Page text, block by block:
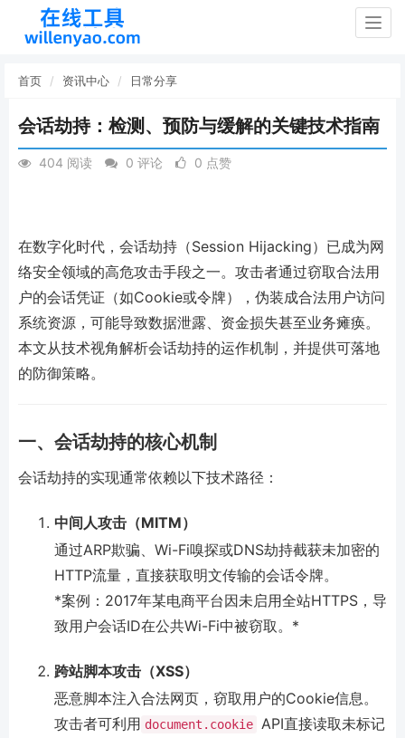
首页 资讯中心 日常分享
会话劫持：检测、预防与缓解的关键技术指南
404 阅读 0 评论 0 点赞
在数字化时代，会话劫持（Session Hijacking）已成为网
络安全领域的高危攻击手段之一。攻击者通过窃取合法用
户的会话凭证（如Cookie或令牌），伪装成合法用户访问
系统资源，可能导致数据泄露、资金损失甚至业务瘫痪。
本文从技术视角解析会话劫持的运作机制，并提供可落地
的防御策略。
一、会话劫持的核心机制
会话劫持的实现通常依赖以下技术路径：
中间人攻击（MITM）
通过ARP欺骗、Wi-Fi嗅探或DNS劫持截获未加密的
HTTP流量，直接获取明文传输的会话令牌。
*案例：2017年某电商平台因未启用全站HTTPS，导
致用户会话ID在公共Wi-Fi中被窃取。*
跨站脚本攻击（XSS）
恶意脚本注入合法网页，窃取用户的Cookie信息。
攻击者可利用 document.cookie
API直接读取未标记